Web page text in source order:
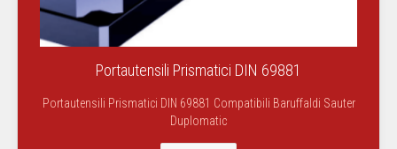
Portautensili Prismatici DIN 69881
Portautensili Prismatici DIN 69881 Compatibili Baruffaldi Sauter
Duplomatic